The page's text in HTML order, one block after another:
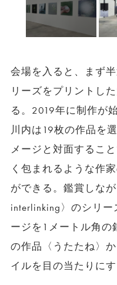
会場を入ると、まず
リーズをプリントし
る。2019年に制作が
川内は19枚の作品を
メージと対面するこ
く包まれるような作
ができる。鑑賞しな
interlinking〉のシリ
ージを1メートル角の
の作品〈うたたね〉
イルを目の当たりにす